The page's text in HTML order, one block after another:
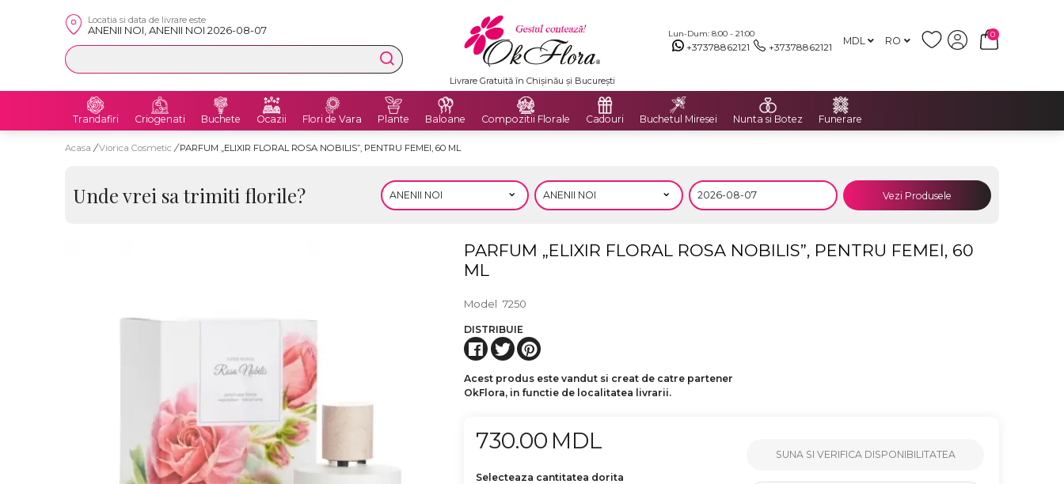
Locatia si data de livrare este
ANENII NOI, ANENII NOI 2026-08-07 Lun-Dum: 8:00 - 21:00
+37378862121 +37378862121 MDL RO
0
Livrare Gratuită în Chișinău și București
Trandafiri Criogenati Buchete Ocazii Flori de Vara Plante Baloane Compozitii Florale Cadouri Buchetul Miresei Nunta si Botez Funerare
Acasa / Viorica Cosmetic / PARFUM „ELIXIR FLORAL ROSA NOBILIS”, PENTRU FEMEI, 60 ML
Unde vrei sa trimiti florile? Vezi Produsele
PARFUM „ELIXIR FLORAL ROSA NOBILIS”, PENTRU FEMEI, 60
ML
Model 7250
DISTRIBUIE
Acest produs este vandut si creat de catre partener
OkFlora, in functie de localitatea livrarii.
730.00 MDL
Selecteaza cantitatea dorita
SUNA SI VERIFICA DISPONIBILITATEA